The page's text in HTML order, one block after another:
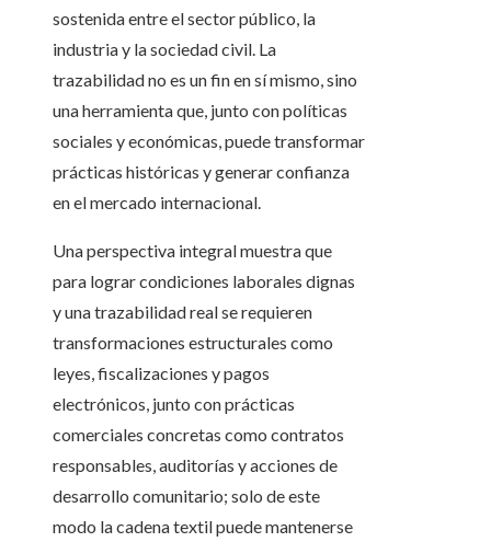
sostenida entre el sector público, la
industria y la sociedad civil. La
trazabilidad no es un fin en sí mismo, sino
una herramienta que, junto con políticas
sociales y económicas, puede transformar
prácticas históricas y generar confianza
en el mercado internacional.
Una perspectiva integral muestra que
para lograr condiciones laborales dignas
y una trazabilidad real se requieren
transformaciones estructurales como
leyes, fiscalizaciones y pagos
electrónicos, junto con prácticas
comerciales concretas como contratos
responsables, auditorías y acciones de
desarrollo comunitario; solo de este
modo la cadena textil puede mantenerse